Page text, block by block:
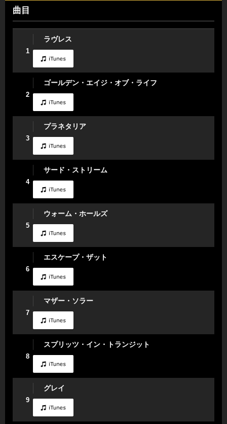
曲目
1
ラヴレス
2
ゴールデン・エイジ・オブ・ライフ
3
プラネタリア
4
サード・ストリーム
5
ウォーム・ホールズ
6
エスケープ・ザット
7
マザー・ソラー
8
スプリッツ・イン・トランジット
9
グレイ